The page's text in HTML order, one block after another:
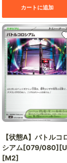
カートに追加
【状態A】バトルコ
シアム[079/
[M2]